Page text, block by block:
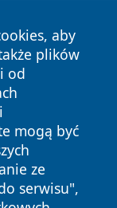
aby
plików
od
mogą być
ze
serwisu",
prawa